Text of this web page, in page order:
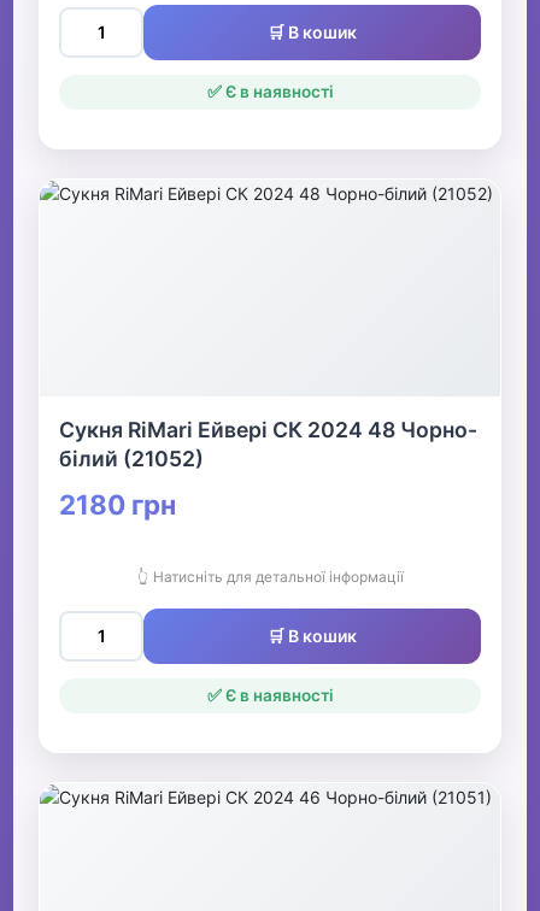
🛒 В кошик
✅ Є в наявності
Сукня RiMari Ейвері СК 2024 48 Чорно-
білий (21052)
2180 грн
👆 Натисніть для детальної інформації
🛒 В кошик
✅ Є в наявності